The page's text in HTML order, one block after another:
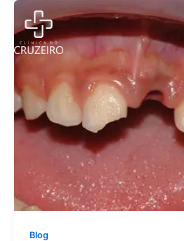
Skip
content
Blog